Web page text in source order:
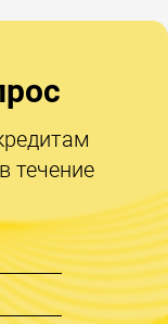
течение